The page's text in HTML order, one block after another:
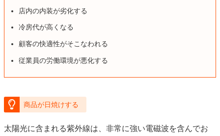
店内の内装が劣化する
冷房代が高くなる
顧客の快適性がそこなわれる
従業員の労働環境が悪化する
商品が日焼けする
太陽光に含まれる紫外線は、非常に強い電磁波を含んでお